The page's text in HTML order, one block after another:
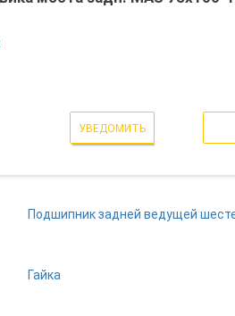
УВЕДОМИТЬ
Подшипник задней ведущей
Гайка